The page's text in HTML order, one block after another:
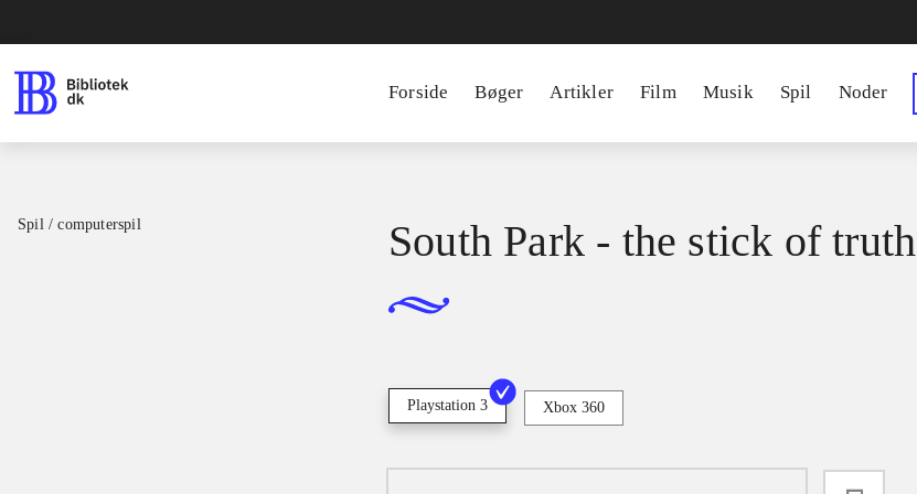
Forside Bøger Artikler Film Musik Spil Noder
Spil / computerspil South Park - the stick of truth
Playstation 3 Xbox 360